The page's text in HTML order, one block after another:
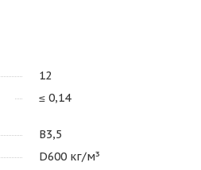
12
≤ 0,14
В3,5
D600 кг/м³